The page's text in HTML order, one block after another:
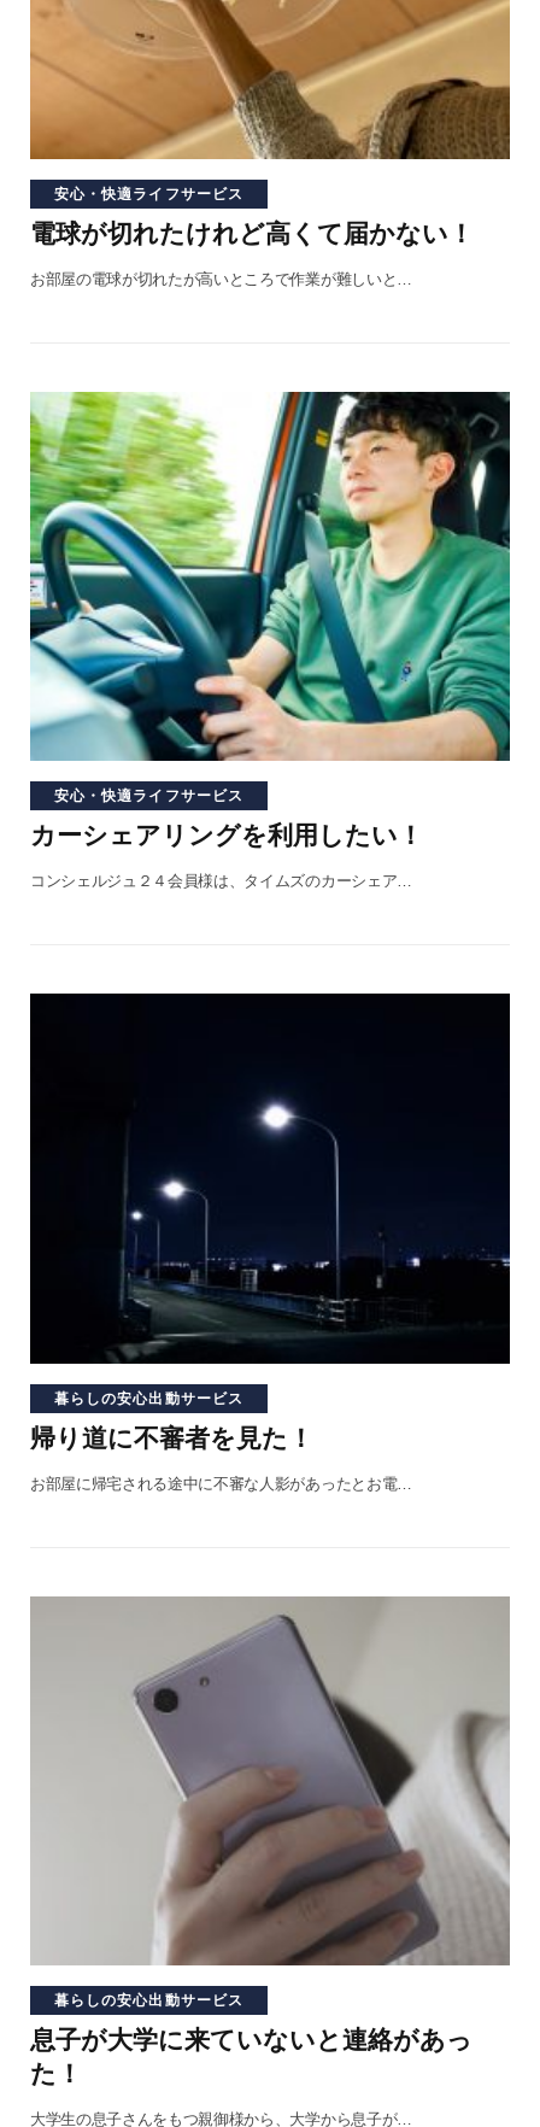
安心・快適ライフサービス
電球が切れたけれど高くて届かない！
お部屋の電球が切れたが高いところで作業が難しいと…
安心・快適ライフサービス
カーシェアリングを利用したい！
コンシェルジュ２４会員様は、タイムズのカーシェア…
暮らしの安心出動サービス
帰り道に不審者を見た！
お部屋に帰宅される途中に不審な人影があったとお電…
暮らしの安心出動サービス
息子が大学に来ていないと連絡があっ
た！
大学生の息子さんをもつ親御様から、大学から息子が…